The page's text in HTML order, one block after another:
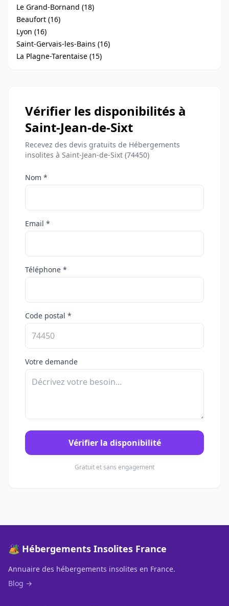
Le Grand-Bornand (18)
Beaufort (16)
Lyon (16)
Saint-Gervais-les-Bains (16)
La Plagne-Tarentaise (15)
Vérifier les disponibilités à
Saint-Jean-de-Sixt
Recevez des devis gratuits de Hébergements
insolites à Saint-Jean-de-Sixt (74450)
Nom *
Email *
Téléphone *
Code postal *
Votre demande
Vérifier la disponibilité
Gratuit et sans engagement
🏕️ Hébergements Insolites France
Annuaire des hébergements insolites en France.
Blog →